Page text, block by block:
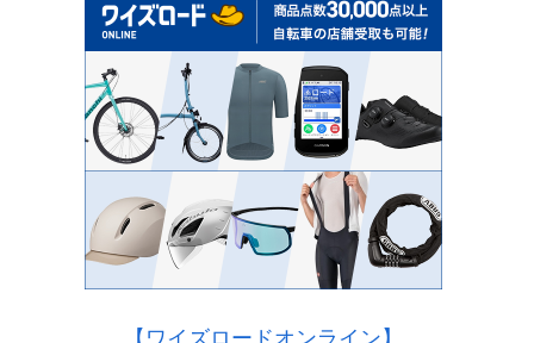
【ワイズロードオンライン】